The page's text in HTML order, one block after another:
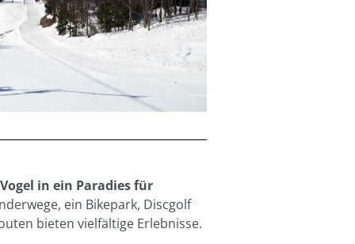
Vogel in ein Paradies für
ein Bikepark, Discgolf
bieten vielfältige Erlebnisse.